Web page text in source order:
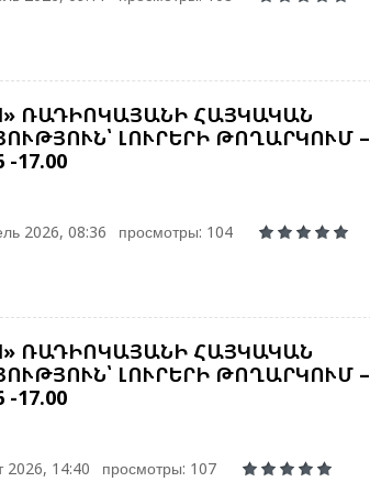
ՌԱԴԻՈԿԱՅԱՆԻ ՀԱՅԿԱԿԱՆ
ԼՈՒՐԵՐԻ ԹՈՂԱՐԿՈՒՄ –
-17.00
2026, 08:36
просмотры: 104
ՌԱԴԻՈԿԱՅԱՆԻ ՀԱՅԿԱԿԱՆ
ԼՈՒՐԵՐԻ ԹՈՂԱՐԿՈՒՄ –
-17.00
2026, 14:40
просмотры: 107